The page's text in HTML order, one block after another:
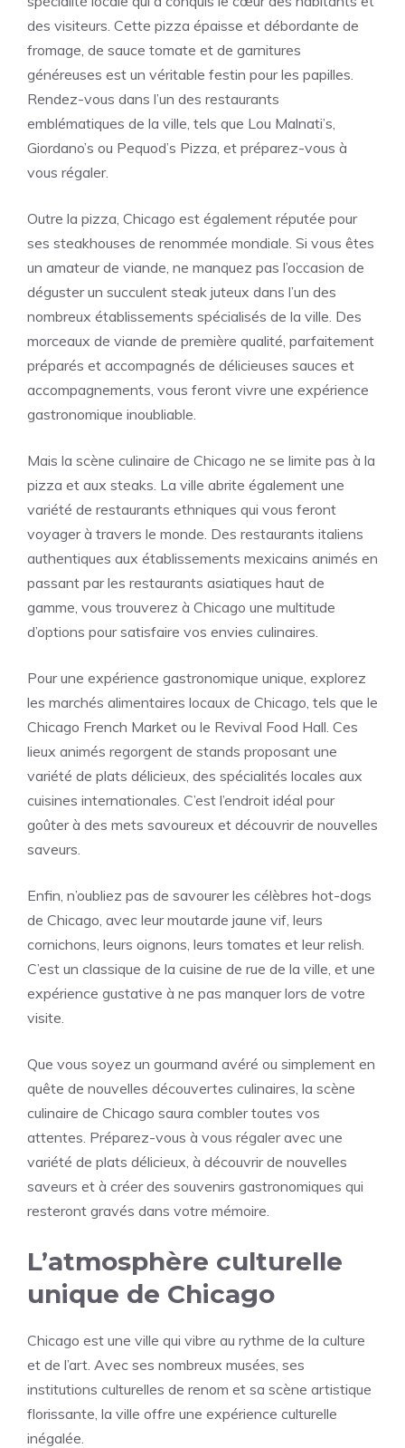
des visiteurs. Cette pizza épaisse et débordante de
fromage, de sauce tomate et de garnitures
généreuses est un véritable festin pour les papilles.
Rendez-vous dans l’un des restaurants
emblématiques de la ville, tels que Lou Malnati’s,
Giordano’s ou Pequod’s Pizza, et préparez-vous à
vous régaler.
Outre la pizza, Chicago est également réputée pour
ses steakhouses de renommée mondiale. Si vous êtes
un amateur de viande, ne manquez pas l’occasion de
déguster un succulent steak juteux dans l’un des
nombreux établissements spécialisés de la ville. Des
morceaux de viande de première qualité, parfaitement
préparés et accompagnés de délicieuses sauces et
accompagnements, vous feront vivre une expérience
gastronomique inoubliable.
Mais la scène culinaire de Chicago ne se limite pas à la
pizza et aux steaks. La ville abrite également une
variété de restaurants ethniques qui vous feront
voyager à travers le monde. Des restaurants italiens
authentiques aux établissements mexicains animés en
passant par les restaurants asiatiques haut de
gamme, vous trouverez à Chicago une multitude
d’options pour satisfaire vos envies culinaires.
Pour une expérience gastronomique unique, explorez
les marchés alimentaires locaux de Chicago, tels que le
Chicago French Market ou le Revival Food Hall. Ces
lieux animés regorgent de stands proposant une
variété de plats délicieux, des spécialités locales aux
cuisines internationales. C’est l’endroit idéal pour
goûter à des mets savoureux et découvrir de nouvelles
saveurs.
Enfin, n’oubliez pas de savourer les célèbres hot-dogs
de Chicago, avec leur moutarde jaune vif, leurs
cornichons, leurs oignons, leurs tomates et leur relish.
C’est un classique de la cuisine de rue de la ville, et une
expérience gustative à ne pas manquer lors de votre
visite.
Que vous soyez un gourmand avéré ou simplement en
quête de nouvelles découvertes culinaires, la scène
culinaire de Chicago saura combler toutes vos
attentes. Préparez-vous à vous régaler avec une
variété de plats délicieux, à découvrir de nouvelles
saveurs et à créer des souvenirs gastronomiques qui
resteront gravés dans votre mémoire.
L’atmosphère culturelle
unique de Chicago
Chicago est une ville qui vibre au rythme de la culture
et de l’art. Avec ses nombreux musées, ses
institutions culturelles de renom et sa scène artistique
florissante, la ville offre une expérience culturelle
inégalée.